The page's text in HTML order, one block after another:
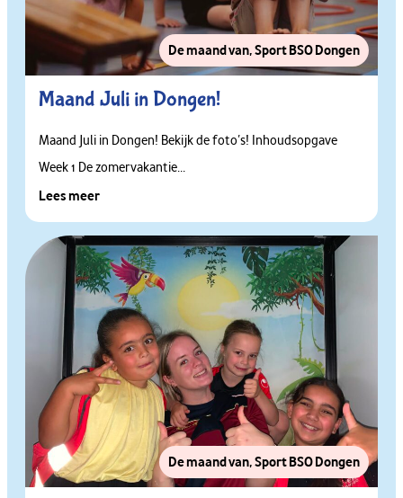
De maand van,Sport BSO Dongen
Maand Juli in Dongen!
Maand Juli in Dongen! Bekijk de foto’s! Inhoudsopgave
Week 1 De zomervakantie...
Lees meer
De maand van,Sport BSO Dongen